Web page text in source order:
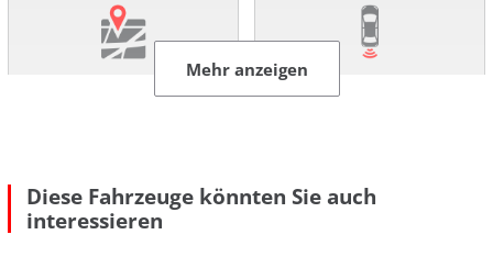
Mehr anzeigen
Diese Fahrzeuge könnten Sie auch
interessieren